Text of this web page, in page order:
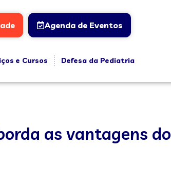
Agenda de Eventos
e Cursos
Defesa da Pediatria
as vantagens do